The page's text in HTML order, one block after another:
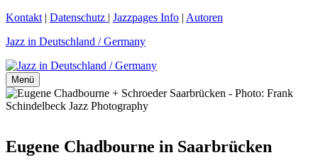
Zum
springen
Kontakt | Datenschutz | Jazzpages Info | Autoren
Jazz in Deutschland / Germany
Menü
Eugene Chadbourne in Saarbrücken